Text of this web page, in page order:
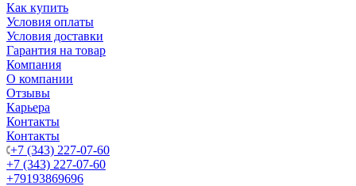
Как купить
Условия оплаты
Условия доставки
Гарантия на товар
Компания
О компании
Отзывы
Карьера
Контакты
Контакты
+7 (343) 227-07-60
+7 (343) 227-07-60
+79193869696